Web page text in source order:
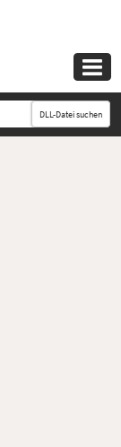

DLL-Datei suchen